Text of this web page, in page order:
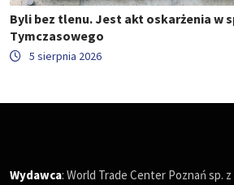
Byli bez tlenu. Jest akt oskarżenia w
Tymczasowego
5 sierpnia 2026
Wydawca: World Trade Center Poznań sp. z